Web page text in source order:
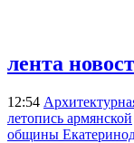
лента
12:54
летопись армянской
общины